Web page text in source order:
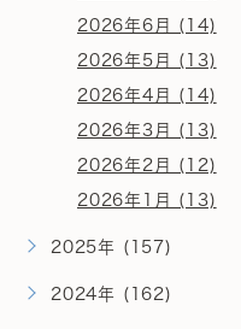
2026年6月 (14)
2026年5月 (13)
2026年4月 (14)
2026年3月 (13)
2026年2月 (12)
2026年1月 (13)
2025年 (157)
2024年 (162)